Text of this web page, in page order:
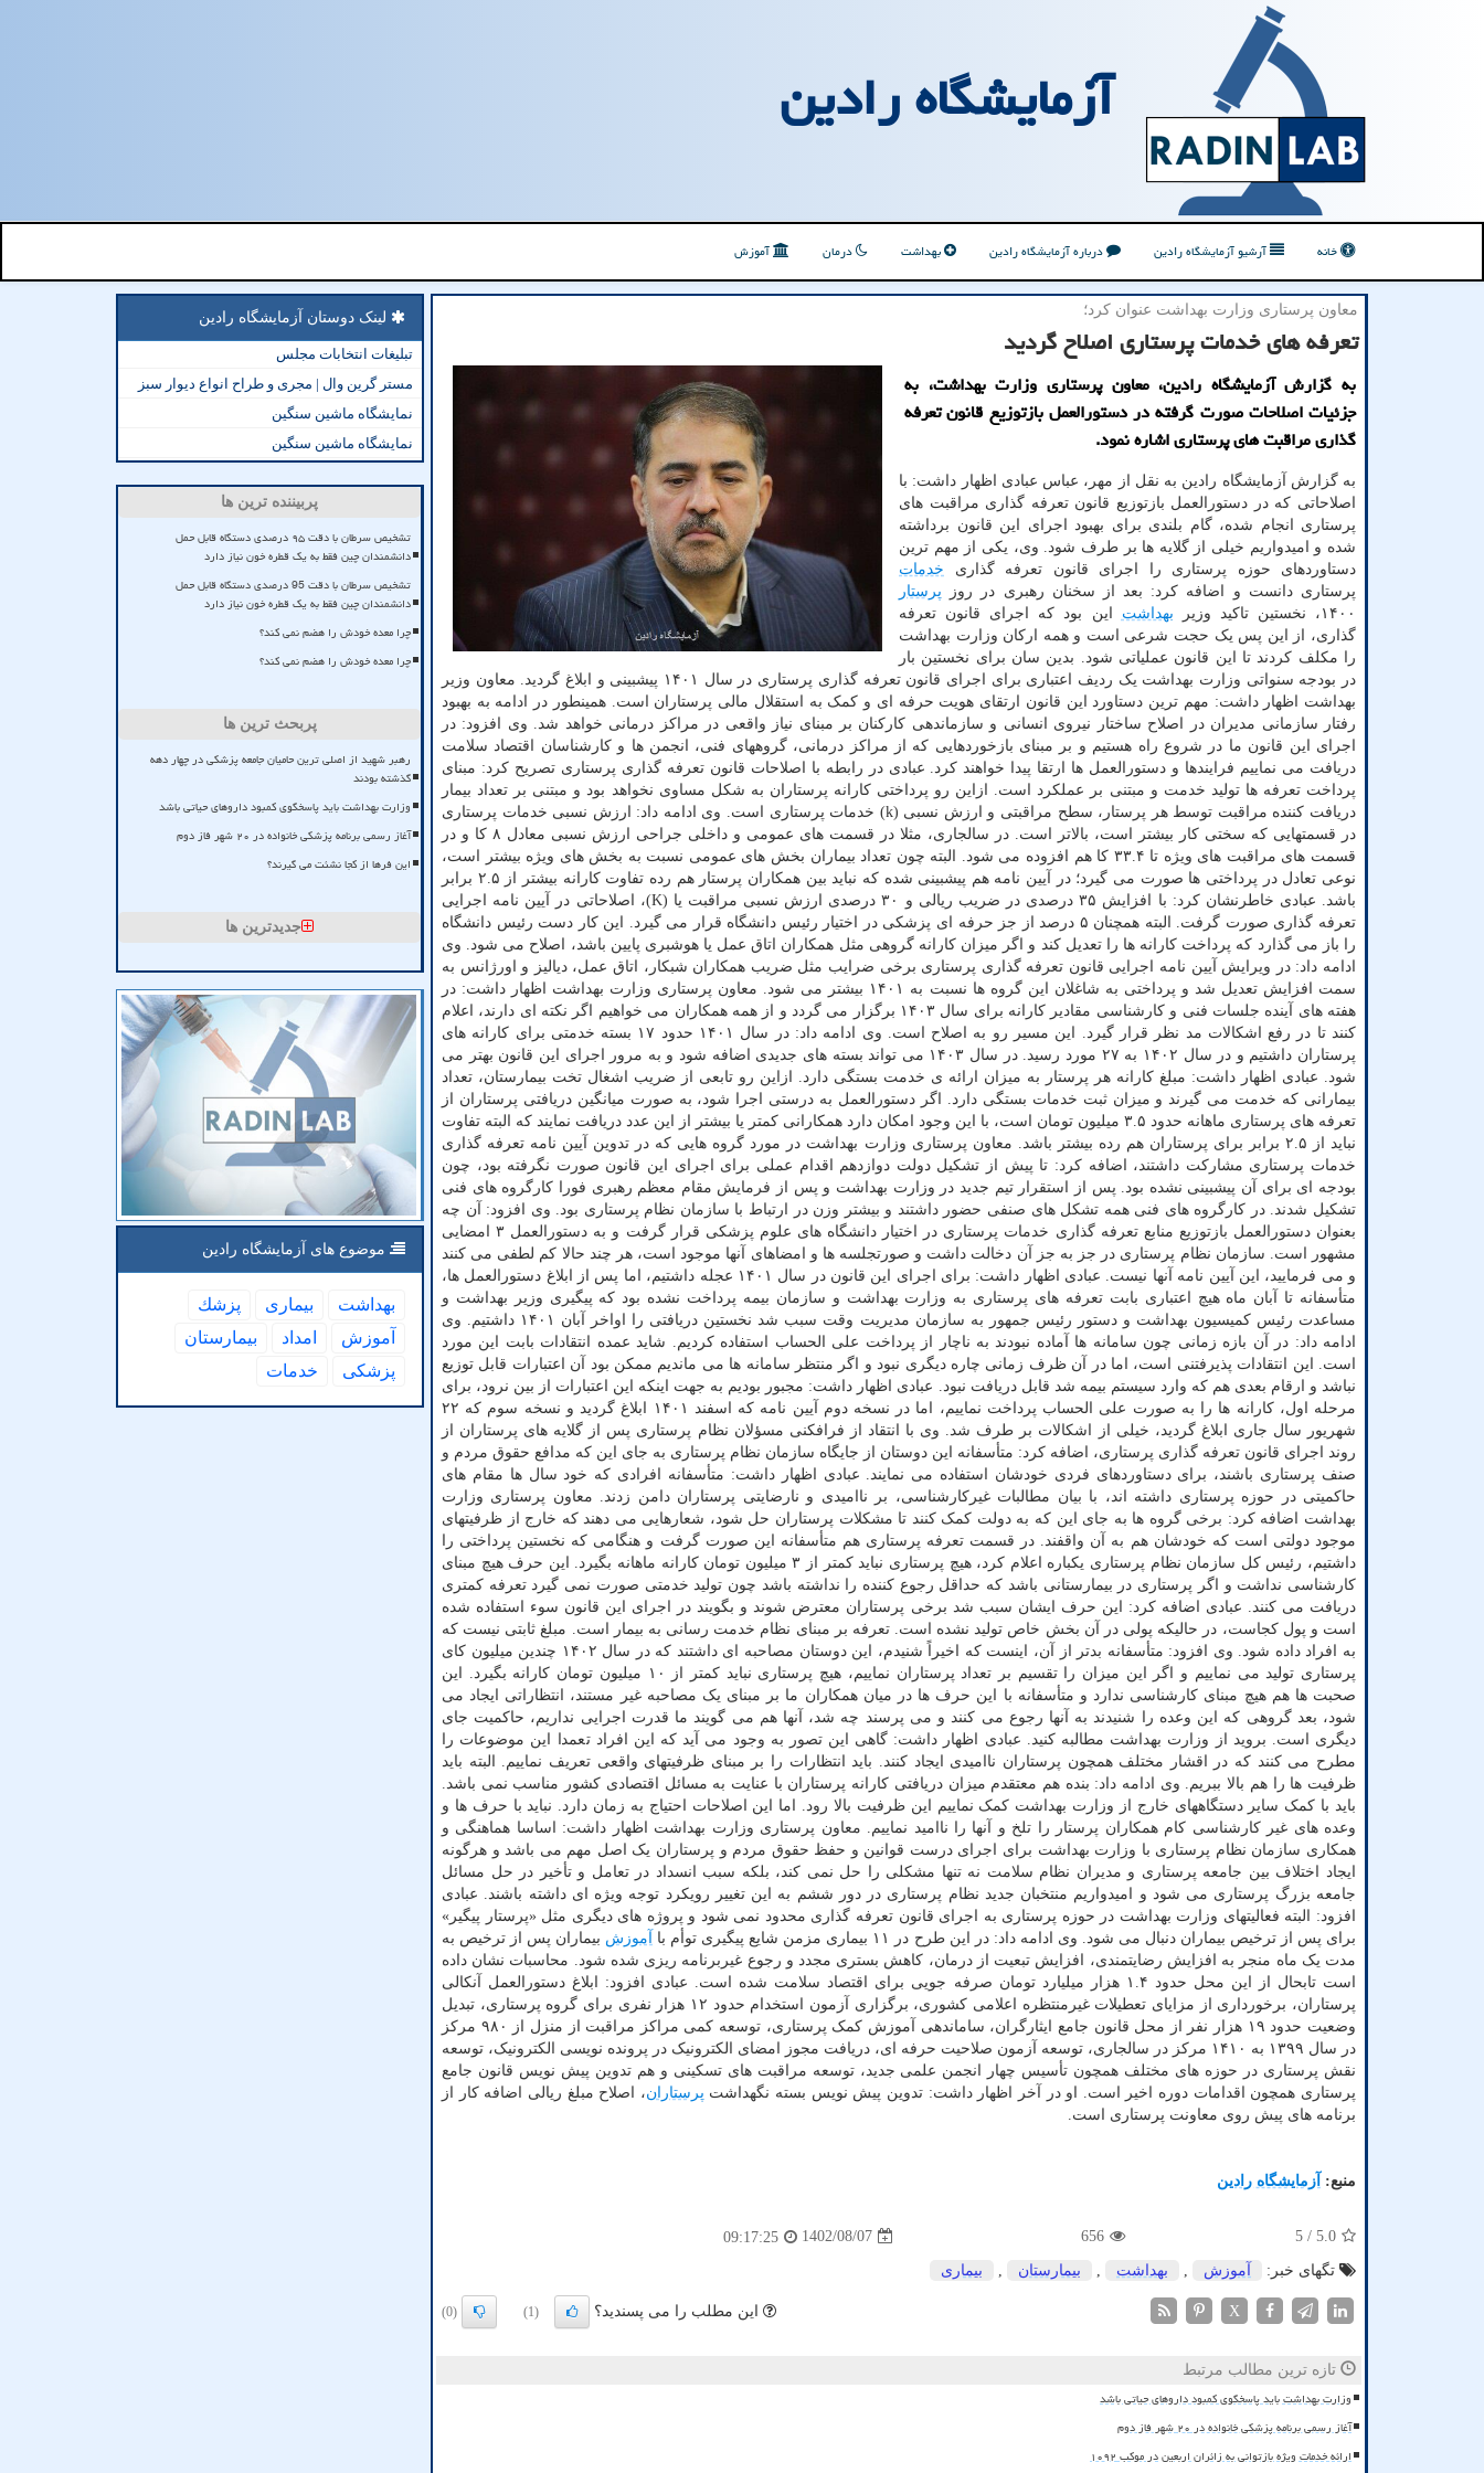
آزمایشگاه رادین
خانه آرشیو آزمایشگاه رادین درباره آزمایشگاه رادین بهداشت درمان آموزش
معاون پرستاری وزارت بهداشت عنوان كرد؛
تعرفه های خدمات پرستاری اصلاح گردید
به گزارش آزمایشگاه رادین، معاون پرستاری وزارت بهداشت، به
جزئیات اصلاحات صورت گرفته در دستورالعمل بازتوزیع قانون تعرفه
گذاری مراقبت های پرستاری اشاره نمود.
به گزارش آزمایشگاه رادین به نقل از مهر، عباس عبادی اظهار داشت: با
اصلاحاتی که در دستورالعمل بازتوزیع قانون تعرفه گذاری مراقبت های
پرستاری انجام شده، گام بلندی برای بهبود اجرای این قانون برداشته
شده و امیدواریم خیلی از گلایه ها بر طرف شود. وی، یکی از مهم ترین
دستاوردهای حوزه پرستاری را اجرای قانون تعرفه گذاری خدمات
پرستاری دانست و اضافه کرد: بعد از سخنان رهبری در روز پرستار
۱۴۰۰، نخستین تاکید وزیر
بهداشت این بود که اجرای قانون تعرفه
گذاری، از این پس یک حجت شرعی است و همه ارکان وزارت بهداشت
را مکلف کردند تا این قانون عملیاتی شود. بدین سان برای نخستین بار
در بودجه سنواتی وزارت بهداشت یک ردیف اعتباری برای اجرای قانون تعرفه گذاری پرستاری در سال ۱۴۰۱ پیشبینی و ابلاغ گردید. معاون وزیر
بهداشت اظهار داشت: مهم ترین دستاورد این قانون ارتقای هویت حرفه ای و کمک به استقلال مالی پرستاران است. همینطور در ادامه به بهبود
رفتار سازمانی مدیران در اصلاح ساختار نیروی انسانی و سازماندهی کارکنان بر مبنای نیاز واقعی در مراکز درمانی خواهد شد. وی افزود: در
اجرای این قانون ما در شروع راه هستیم و بر مبنای بازخوردهایی که از مراکز درمانی، گروههای فنی، انجمن ها و کارشناسان اقتصاد سلامت
دریافت می نماییم فرایندها و دستورالعمل ها ارتقا پیدا خواهند کرد. عبادی در رابطه با اصلاحات قانون تعرفه گذاری پرستاری تصریح کرد: مبنای
پرداخت تعرفه ها تولید خدمت و مبتنی بر عملکرد است. ازاین رو پرداختی کارانه پرستاران به شکل مساوی نخواهد بود و مبتنی بر تعداد بیمار
دریافت کننده مراقبت توسط هر پرستار، سطح مراقبتی و ارزش نسبی (k) خدمات پرستاری است. وی ادامه داد: ارزش نسبی خدمات پرستاری
در قسمتهایی که سختی کار بیشتر است، بالاتر است. در سالجاری، مثلا در قسمت های عمومی و داخلی جراحی ارزش نسبی معادل ۸ کا و در
قسمت های مراقبت های ویژه تا ۳۳.۴ کا هم افزوده می شود. البته چون تعداد بیماران بخش های عمومی نسبت به بخش های ویژه بیشتر است،
نوعی تعادل در پرداختی ها صورت می گیرد؛ در آیین نامه هم پیشبینی شده که نباید بین همکاران پرستار هم رده تفاوت کارانه بیشتر از ۲.۵ برابر
باشد. عبادی خاطرنشان کرد: با افزایش ۳۵ درصدی در ضریب ریالی و ۳۰ درصدی ارزش نسبی مراقبت یا (K)، اصلاحاتی در آیین نامه اجرایی
تعرفه گذاری صورت گرفت. البته همچنان ۵ درصد از جز حرفه ای پزشکی در اختیار رئیس دانشگاه قرار می گیرد. این کار دست رئیس دانشگاه
را باز می گذارد که پرداخت کارانه ها را تعدیل کند و اگر میزان کارانه گروهی مثل همکاران اتاق عمل یا هوشبری پایین باشد، اصلاح می شود. وی
ادامه داد: در ویرایش آیین نامه اجرایی قانون تعرفه گذاری پرستاری برخی ضرایب مثل ضریب همکاران شبکار، اتاق عمل، دیالیز و اورژانس به
سمت افزایش تعدیل شد و پرداختی به شاغلان این گروه ها نسبت به ۱۴۰۱ بیشتر می شود. معاون پرستاری وزارت بهداشت اظهار داشت: در
هفته های آینده جلسات فنی و کارشناسی مقادیر کارانه برای سال ۱۴۰۳ برگزار می گردد و از همه همکاران می خواهیم اگر نکته ای دارند، اعلام
کنند تا در رفع اشکالات مد نظر قرار گیرد. این مسیر رو به اصلاح است. وی ادامه داد: در سال ۱۴۰۱ حدود ۱۷ بسته خدمتی برای کارانه های
پرستاران داشتیم و در سال ۱۴۰۲ به ۲۷ مورد رسید. در سال ۱۴۰۳ می تواند بسته های جدیدی اضافه شود و به مرور اجرای این قانون بهتر می
شود. عبادی اظهار داشت: مبلغ کارانه هر پرستار به میزان ارائه ی خدمت بستگی دارد. ازاین رو تابعی از ضریب اشغال تخت بیمارستان، تعداد
بیمارانی که خدمت می گیرند و میزان ثبت خدمات بستگی دارد. اگر دستورالعمل به درستی اجرا شود، به صورت میانگین دریافتی پرستاران از
تعرفه های پرستاری ماهانه حدود ۳.۵ میلیون تومان است، با این وجود امکان دارد همکارانی کمتر یا بیشتر از این عدد دریافت نمایند که البته تفاوت
نباید از ۲.۵ برابر برای پرستاران هم رده بیشتر باشد. معاون پرستاری وزارت بهداشت در مورد گروه هایی که در تدوین آیین نامه تعرفه گذاری
خدمات پرستاری مشارکت داشتند، اضافه کرد: تا پیش از تشکیل دولت دوازدهم اقدام عملی برای اجرای این قانون صورت نگرفته بود، چون
بودجه ای برای آن پیشبینی نشده بود. پس از استقرار تیم جدید در وزارت بهداشت و پس از فرمایش مقام معظم رهبری فورا کارگروه های فنی
تشکیل شدند. در کارگروه های فنی همه تشکل های صنفی حضور داشتند و بیشتر وزن در ارتباط با سازمان نظام پرستاری بود. وی افزود: آن چه
بعنوان دستورالعمل بازتوزیع منابع تعرفه گذاری خدمات پرستاری در اختیار دانشگاه های علوم پزشکی قرار گرفت و به دستورالعمل ۳ امضایی
مشهور است. سازمان نظام پرستاری در جز به جز آن دخالت داشت و صورتجلسه ها و امضاهای آنها موجود است، هر چند حالا کم لطفی می کنند
و می فرمایید، این آیین نامه آنها نیست. عبادی اظهار داشت: برای اجرای این قانون در سال ۱۴۰۱ عجله داشتیم، اما پس از ابلاغ دستورالعمل ها،
متأسفانه تا آبان ماه هیچ اعتباری بابت تعرفه های پرستاری به وزارت بهداشت و سازمان بیمه پرداخت نشده بود که پیگیری وزیر بهداشت و
مساعدت رئیس کمیسیون بهداشت و دستور رئیس جمهور به سازمان مدیریت وقت سبب شد نخستین دریافتی را اواخر آبان ۱۴۰۱ داشتیم. وی
ادامه داد: در آن بازه زمانی چون سامانه ها آماده نبودند به ناچار از پرداخت علی الحساب استفاده کردیم. شاید عمده انتقادات بابت این مورد
است. این انتقادات پذیرفتنی است، اما در آن ظرف زمانی چاره دیگری نبود و اگر منتظر سامانه ها می ماندیم ممکن بود آن اعتبارات قابل توزیع
نباشد و ارقام بعدی هم که وارد سیستم بیمه شد قابل دریافت نبود. عبادی اظهار داشت: مجبور بودیم به جهت اینکه این اعتبارات از بین نرود، برای
مرحله اول، کارانه ها را به صورت علی الحساب پرداخت نماییم، اما در نسخه دوم آیین نامه که اسفند ۱۴۰۱ ابلاغ گردید و نسخه سوم که ۲۲
شهریور سال جاری ابلاغ گردید، خیلی از اشکالات بر طرف شد. وی با انتقاد از فرافکنی مسؤلان نظام پرستاری پس از گلایه های پرستاران از
روند اجرای قانون تعرفه گذاری پرستاری، اضافه کرد: متأسفانه این دوستان از جایگاه سازمان نظام پرستاری به جای این که مدافع حقوق مردم و
صنف پرستاری باشند، برای دستاوردهای فردی خودشان استفاده می نمایند. عبادی اظهار داشت: متأسفانه افرادی که خود سال ها مقام های
حاکمیتی در حوزه پرستاری داشته اند، با بیان مطالبات غیرکارشناسی، بر ناامیدی و نارضایتی پرستاران دامن زدند. معاون پرستاری وزارت
بهداشت اضافه کرد: برخی گروه ها به جای این که به دولت کمک کنند تا مشکلات پرستاران حل شود، شعارهایی می دهند که خارج از ظرفیتهای
موجود دولتی است که خودشان هم به آن واقفند. در قسمت تعرفه پرستاری هم متأسفانه این صورت گرفت و هنگامی که نخستین پرداختی را
داشتیم، رئیس کل سازمان نظام پرستاری یکباره اعلام کرد، هیچ پرستاری نباید کمتر از ۳ میلیون تومان کارانه ماهانه بگیرد. این حرف هیچ مبنای
کارشناسی نداشت و اگر پرستاری در بیمارستانی باشد که حداقل رجوع کننده را نداشته باشد چون تولید خدمتی صورت نمی گیرد تعرفه کمتری
دریافت می کنند. عبادی اضافه کرد: این حرف ایشان سبب شد برخی پرستاران معترض شوند و بگویند در اجرای این قانون سوء استفاده شده
است و پول کجاست، در حالیکه پولی در آن بخش خاص تولید نشده است. تعرفه بر مبنای نظام خدمت رسانی به بیمار است. مبلغ ثابتی نیست که
به افراد داده شود. وی افزود: متأسفانه بدتر از آن، اینست که اخیراً شنیدم، این دوستان مصاحبه ای داشتند که در سال ۱۴۰۲ چندین میلیون کای
پرستاری تولید می نماییم و اگر این میزان را تقسیم بر تعداد پرستاران نماییم، هیچ پرستاری نباید کمتر از ۱۰ میلیون تومان کارانه بگیرد. این
صحبت ها هم هیچ مبنای کارشناسی ندارد و متأسفانه با این حرف ها در میان همکاران ما بر مبنای یک مصاحبه غیر مستند، انتظاراتی ایجاد می
شود، بعد گروهی که این وعده را شنیدند به آنها رجوع می کنند و می پرسند چه شد، آنها هم می گویند ما قدرت اجرایی نداریم، حاکمیت جای
دیگری است. بروید از وزارت بهداشت مطالبه کنید. عبادی اظهار داشت: گاهی این تصور به وجود می آید که این افراد تعمدا این موضوعات را
مطرح می کنند که در اقشار مختلف همچون پرستاران ناامیدی ایجاد کنند. باید انتظارات را بر مبنای ظرفیتهای واقعی تعریف نماییم. البته باید
ظرفیت ها را هم بالا ببریم. وی ادامه داد: بنده هم معتقدم میزان دریافتی کارانه پرستاران با عنایت به مسائل اقتصادی کشور مناسب نمی باشد.
باید با کمک سایر دستگاههای خارج از وزارت بهداشت کمک نماییم این ظرفیت بالا رود. اما این اصلاحات احتیاج به زمان دارد. نباید با حرف ها و
وعده های غیر کارشناسی کام همکاران پرستار را تلخ و آنها را ناامید نماییم. معاون پرستاری وزارت بهداشت اظهار داشت: اساسا هماهنگی و
همکاری سازمان نظام پرستاری با وزارت بهداشت برای اجرای درست قوانین و حفظ حقوق مردم و پرستاران یک اصل مهم می باشد و هرگونه
ایجاد اختلاف بین جامعه پرستاری و مدیران نظام سلامت نه تنها مشکلی را حل نمی کند، بلکه سبب انسداد در تعامل و تأخیر در حل مسائل
جامعه بزرگ پرستاری می شود و امیدواریم منتخبان جدید نظام پرستاری در دور ششم به این تغییر رویکرد توجه ویژه ای داشته باشند. عبادی
افزود: البته فعالیتهای وزارت بهداشت در حوزه پرستاری به اجرای قانون تعرفه گذاری محدود نمی شود و پروژه های دیگری مثل «پرستار پیگیر»
برای پس از ترخیص بیماران دنبال می شود. وی ادامه داد: در این طرح در ۱۱ بیماری مزمن شایع پیگیری توأم با
آموزش بیماران پس از ترخیص به
مدت یک ماه منجر به افزایش رضایتمندی، افزایش تبعیت از درمان، کاهش بستری مجدد و رجوع غیربرنامه ریزی شده شود. محاسبات نشان داده
است تابحال از این محل حدود ۱.۴ هزار میلیارد تومان صرفه جویی برای اقتصاد سلامت شده است. عبادی افزود: ابلاغ دستورالعمل آنکالی
پرستاران، برخورداری از مزایای تعطیلات غیرمنتظره اعلامی کشوری، برگزاری آزمون استخدام حدود ۱۲ هزار نفری برای گروه پرستاری، تبدیل
وضعیت حدود ۱۹ هزار نفر از محل قانون جامع ایثارگران، ساماندهی آموزش کمک پرستاری، توسعه کمی مراکز مراقبت از منزل از ۹۸۰ مرکز
در سال ۱۳۹۹ به ۱۴۱۰ مرکز در سالجاری، توسعه آزمون صلاحیت حرفه ای، دریافت مجوز امضای الکترونیک در پرونده نویسی الکترونیک، توسعه
نقش پرستاری در حوزه های مختلف همچون تأسیس چهار انجمن علمی جدید، توسعه مراقبت های تسکینی و هم تدوین پیش نویس قانون جامع
پرستاری همچون اقدامات دوره اخیر است. او در آخر اظهار داشت: تدوین پیش نویس بسته نگهداشت پرستاران، اصلاح مبلغ ریالی اضافه کار از
برنامه های پیش روی معاونت پرستاری است.
منبع: آزمایشگاه رادین
5.0
/ 5
656
1402/08/07
09:17:25
تگهای خبر:
آموزش بهداشت بیمارستان بیماری
X این مطلب را می پسندید؟ (1)
(0)
تازه ترین مطالب مرتبط
وزارت بهداشت باید پاسخگوی کمبود داروهای حیاتی باشد
آغاز رسمی برنامه پزشکی خانواده در ۲۰ شهر فاز دوم
ارائه خدمات ویژه بازتوانی به زائران اربعین در موکب ۱۰۹۲
لینک دوستان آزمایشگاه رادین
تبلیغات انتخابات مجلس
مستر گرین وال | مجری و طراح انواع دیوار سبز
نمایشگاه ماشین سنگین
نمایشگاه ماشین سنگین
پربیننده ترین ها
تشخیص سرطان با دقت ۹۵ درصدی دستگاه قابل حمل
دانشمندان چین فقط به یک قطره خون نیاز دارد
تشخیص سرطان با دقت 95 درصدی دستگاه قابل حمل
دانشمندان چین فقط به یک قطره خون نیاز دارد
چرا معده خودش را هضم نمی کند؟
چرا معده خودش را هضم نمی کند؟
پربحث ترین ها
رهبر شهید از اصلی ترین حامیان جامعه پزشکی در چهار دهه
گذشته بودند
وزارت بهداشت باید پاسخگوی کمبود داروهای حیاتی باشد
آغاز رسمی برنامه پزشکی خانواده در ۲۰ شهر فاز دوم
این فرها از کجا نشئت می گیرند؟
جدیدترین ها
موضوع های آزمایشگاه رادین
بهداشت بیماری
پزشك
آموزش
امداد
بیمارستان
پزشكی
خدمات